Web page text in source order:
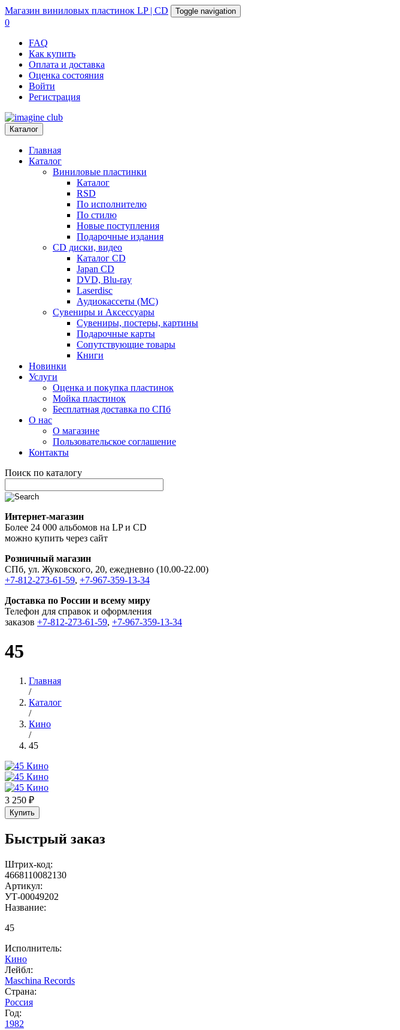
Магазин виниловых пластинок LP | CD Toggle navigation
0
FAQ
Как купить
Оплата и доставка
Оценка состояния
Войти
Регистрация
Каталог
Главная
Каталог
Виниловые пластинки
Каталог
RSD
По исполнителю
По стилю
Новые поступления
Подарочные издания
CD диски, видео
Каталог CD
Japan CD
DVD, Blu-ray
Laserdisc
Аудиокассеты (MC)
Сувениры и Аксессуары
Сувениры, постеры, картины
Подарочные карты
Сопутствующие товары
Книги
Новинки
Услуги
Оценка и покупка пластинок
Мойка пластинок
Бесплатная доставка по СПб
О нас
О магазине
Пользовательское соглашение
Контакты
Поиск по каталогу
Интернет-магазин
Более 24 000 альбомов на LP и CD
можно купить через сайт
Розничный магазин
СПб, ул. Жуковского, 20, ежедневно (10.00-22.00)
+7-812-273-61-59, +7-967-359-13-34
Доставка по России и всему миру
Телефон для справок и оформления
заказов +7-812-273-61-59, +7-967-359-13-34
45
Главная
/
Каталог
/
Кино
/
45
3 250 ₽
Купить
Быстрый заказ
Штрих-код:
4668110082130
Артикул:
УТ-00049202
Название:
45
Исполнитель:
Кино
Лейбл:
Maschina Records
Страна:
Россия
Год:
1982